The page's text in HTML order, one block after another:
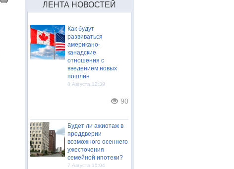
ЛЕНТА НОВОСТЕЙ
Как будут
развиваться
американо-
канадские
отношения с
введением новых
пошлин
8 Августа 12:39
90
Будет ли ажиотаж в
преддверии
возможного осеннего
ужесточения
семейной ипотеки?
7 Августа 15:04